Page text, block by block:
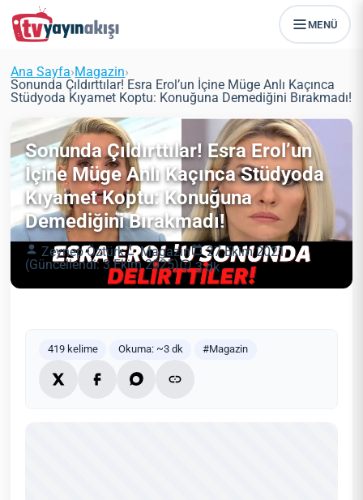
MENÜ
Ana Sayfa›Magazin›
Sonunda Çıldırttılar! Esra Erol’un İçine Müge Anlı Kaçınca
Stüdyoda Kıyamet Koptu: Konuğuna Demediğini Bırakmadı!
Sonunda Çıldırttılar! Esra Erol’un
İçine Müge Anlı Kaçınca Stüdyoda
Kıyamet Koptu: Konuğuna
Demediğini Bırakmadı!
Zeynep Öztürk Magazin
27 Ekim 2021
(Güncellendi: 3 Ekim 2025)
3 dk
419 kelime Okuma: ~3 dk #Magazin